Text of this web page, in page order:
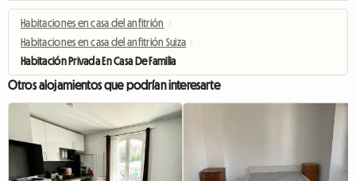
Habitaciones en casa del anfitrión ›
Habitaciones en casa del anfitrión Suiza ›
Habitación Privada En Casa De Familia
Otros alojamientos que podrían interesarte